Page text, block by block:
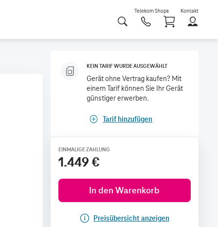
Telekom Shops Kontakt
KEIN TARIF WURDE AUSGEWÄHLT
Gerät ohne Vertrag kaufen? Mit
einem Tarif können Sie Ihr Gerät
günstiger erwerben.
Tarif hinzufügen
EINMALIGE ZAHLUNG
1.449 €
In den Warenkorb
Preisübersicht anzeigen